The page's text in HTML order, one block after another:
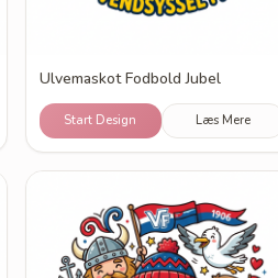
Ulvemaskot Fodbold Jubel
Start Design Læs Mere